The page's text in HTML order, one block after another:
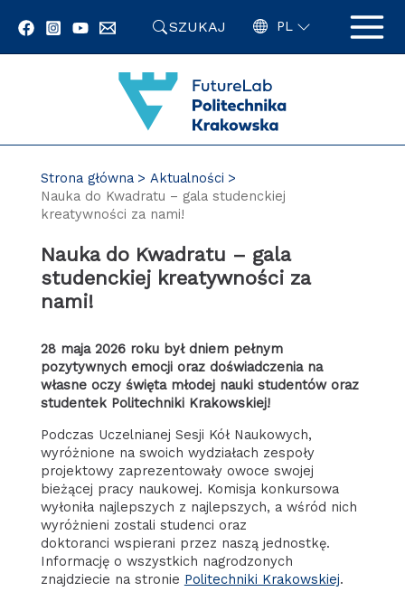
SZUKAJ PL
Strona główna
Aktualności
Nauka do Kwadratu – gala studenckiej
kreatywności za nami!
Nauka do Kwadratu – gala
studenckiej kreatywności za
nami!
28 maja 2026 roku był dniem pełnym
pozytywnych emocji oraz doświadczenia na
własne oczy święta młodej nauki studentów oraz
studentek Politechniki Krakowskiej!
Podczas Uczelnianej Sesji Kół Naukowych,
wyróżnione na swoich wydziałach zespoły
projektowy zaprezentowały owoce swojej
bieżącej pracy naukowej. Komisja konkursowa
wyłoniła najlepszych z najlepszych, a wśród nich
wyróżnieni zostali studenci oraz
doktoranci wspierani przez naszą jednostkę.
Informację o wszystkich nagrodzonych
znajdziecie na stronie Politechniki Krakowskiej.